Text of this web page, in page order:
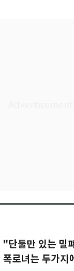
"단둘만 있는 밀
폭로녀는 두가지